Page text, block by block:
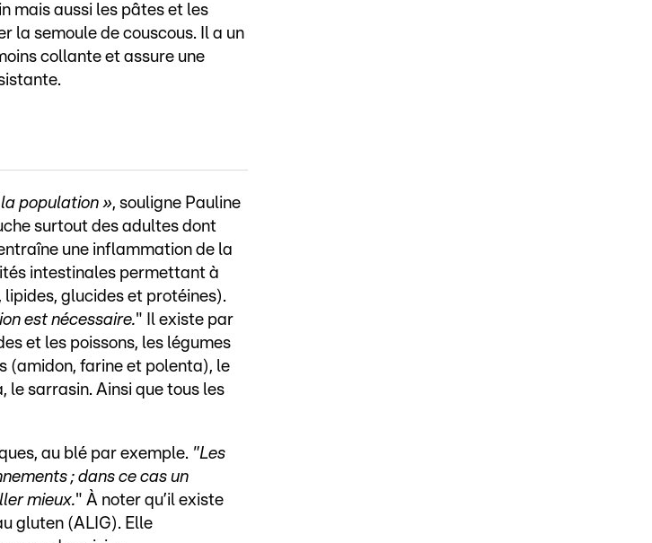
mais aussi les pâtes et les
la semoule de couscous. Il a un
collante et assure une
population », souligne Pauline
surtout des adultes dont
une inflammation de la
intestinales permettant à
lipides, glucides et protéines).
est nécessaire." Il existe par
et les poissons, les légumes
(amidon, farine et polenta), le
le sarrasin. Ainsi que tous les
au blé par exemple. "Les
; dans ce cas un
mieux." À noter qu’il existe
gluten (ALIG). Elle